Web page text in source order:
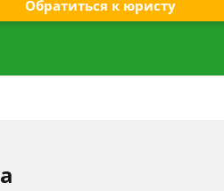
Обратиться к юристу